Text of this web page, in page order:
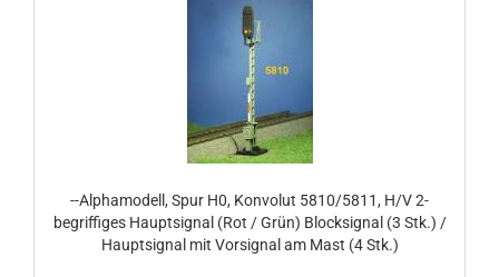
--Alphamodell, Spur H0, Konvolut 5810/5811, H/V 2-
begriffiges Hauptsignal (Rot / Grün) Blocksignal (3 Stk.) /
Hauptsignal mit Vorsignal am Mast (4 Stk.)